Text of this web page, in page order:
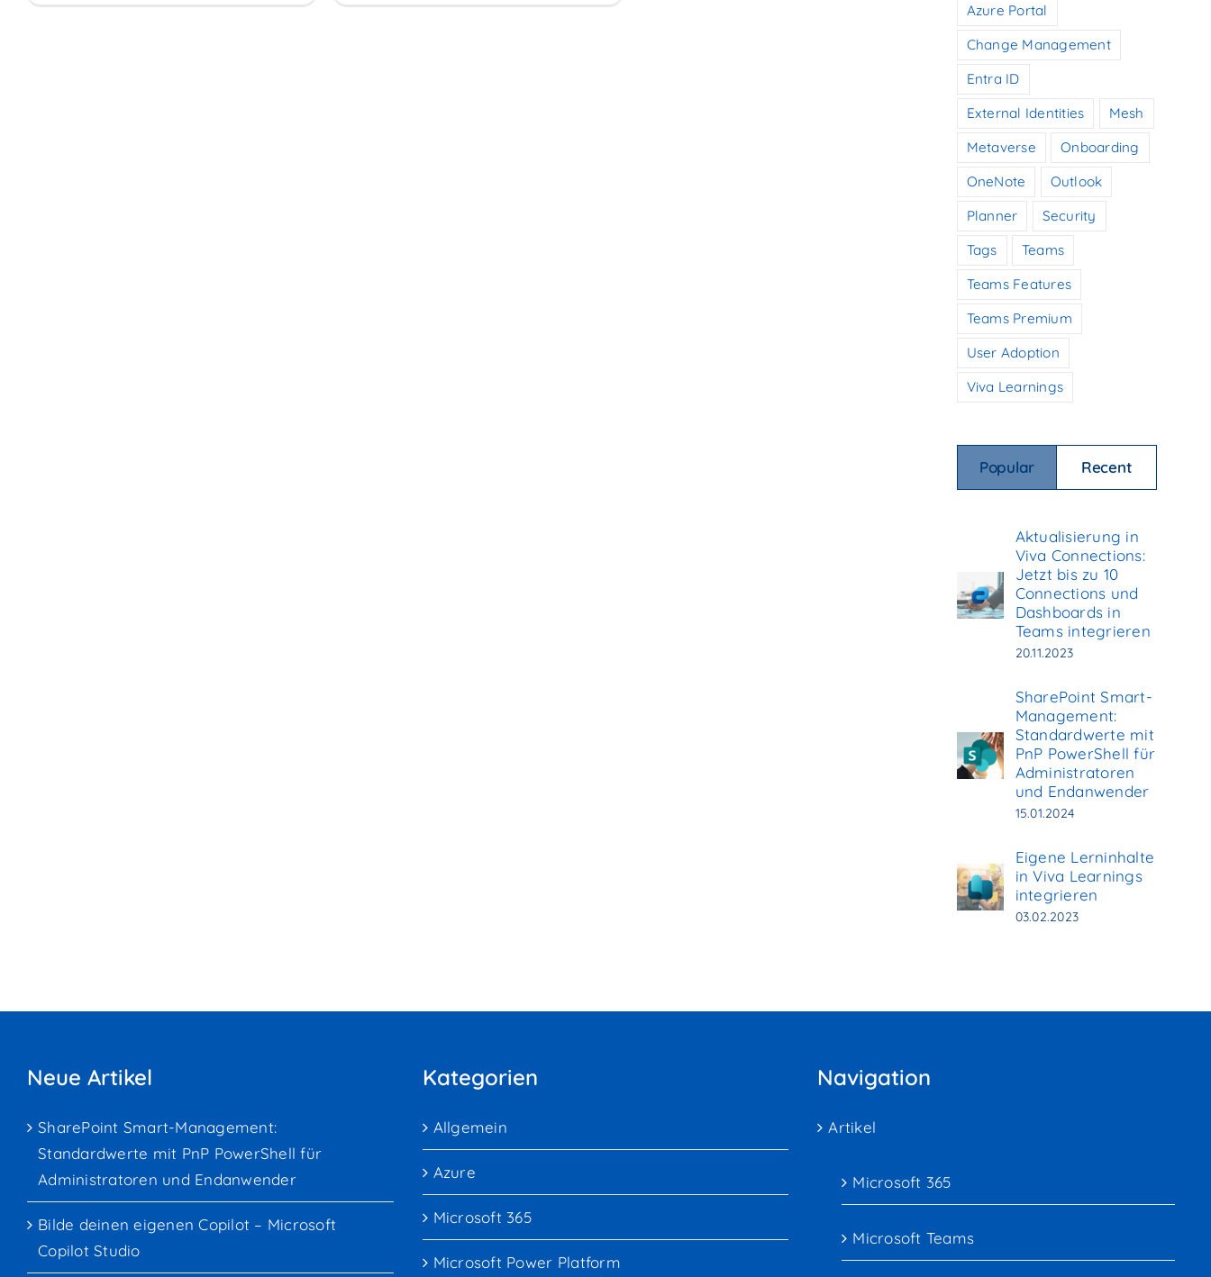
Azure Portal
Change Management
Entra ID
External Identities
Mesh
Metaverse
Onboarding
OneNote
Outlook
Planner
Security
Tags
Teams
Teams Features
Teams Premium
User Adoption
Viva Learnings
Popular Recent
Aktualisierung in
Viva Connections:
Jetzt bis zu 10
Connections und
Dashboards in
Teams integrieren
20.11.2023
SharePoint Smart-
Management:
Standardwerte mit
PnP PowerShell für
Administratoren
und Endanwender
15.01.2024
Eigene Lerninhalte
in Viva Learnings
integrieren
03.02.2023
Neue Artikel
SharePoint Smart-Management:
Standardwerte mit PnP PowerShell für
Administratoren und Endanwender
Bilde deinen eigenen Copilot – Microsoft
Copilot Studio
Kategorien
Allgemein
Azure
Microsoft 365
Microsoft Power Platform
Navigation
Artikel
Microsoft 365
Microsoft Teams